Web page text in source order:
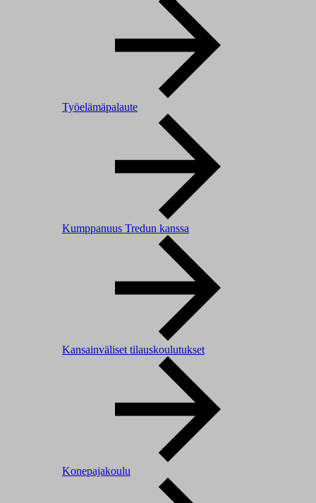
Työelämäpalaute
Kumppanuus Tredun kanssa
Kansainväliset tilauskoulutukset
Konepajakoulu